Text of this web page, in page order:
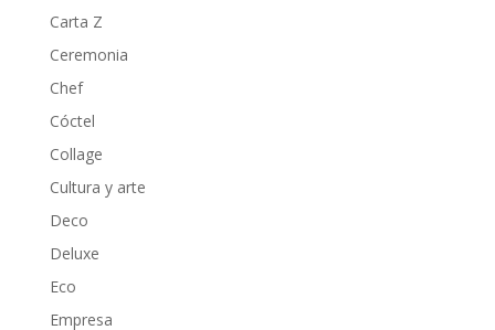
Carta Z
Ceremonia
Chef
Cóctel
Collage
Cultura y arte
Deco
Deluxe
Eco
Empresa